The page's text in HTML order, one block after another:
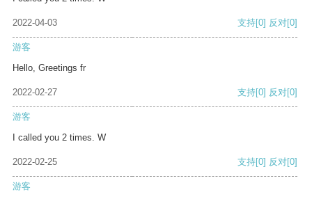
2022-04-03 支持[0] 反对[0]
游客
Hello, Greetings fr
2022-02-27 支持[0] 反对[0]
游客
I called you 2 times. W
2022-02-25 支持[0] 反对[0]
游客